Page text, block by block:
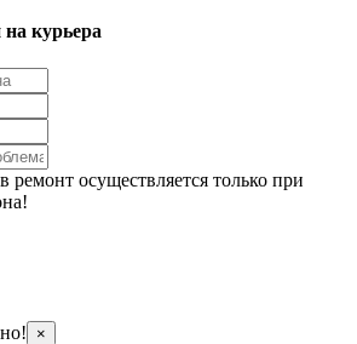
курьера
ремонт осуществляется только при
×